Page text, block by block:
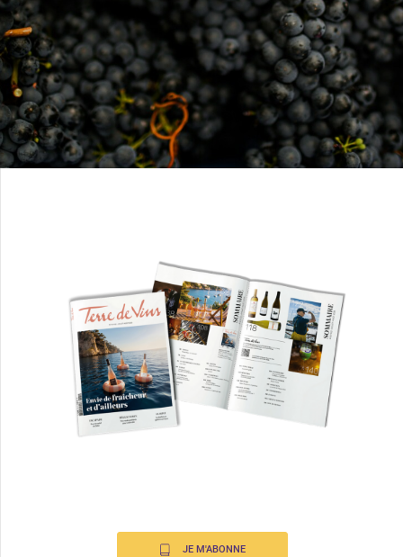
JE M'ABONNE